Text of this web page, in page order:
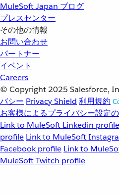
MuleSoft Japan ブログ
プレスセンター
その他の情報
お問い合わせ
パートナー
イベント
Careers
© Copyright 2025 Salesforce,
バシー Privacy Shield 利用規約
お客様によるプライバシー設定
Link to MuleSoft Linkedin profile
profile Link to MuleSoft
Facebook profile Link to
MuleSoft Twitch profile